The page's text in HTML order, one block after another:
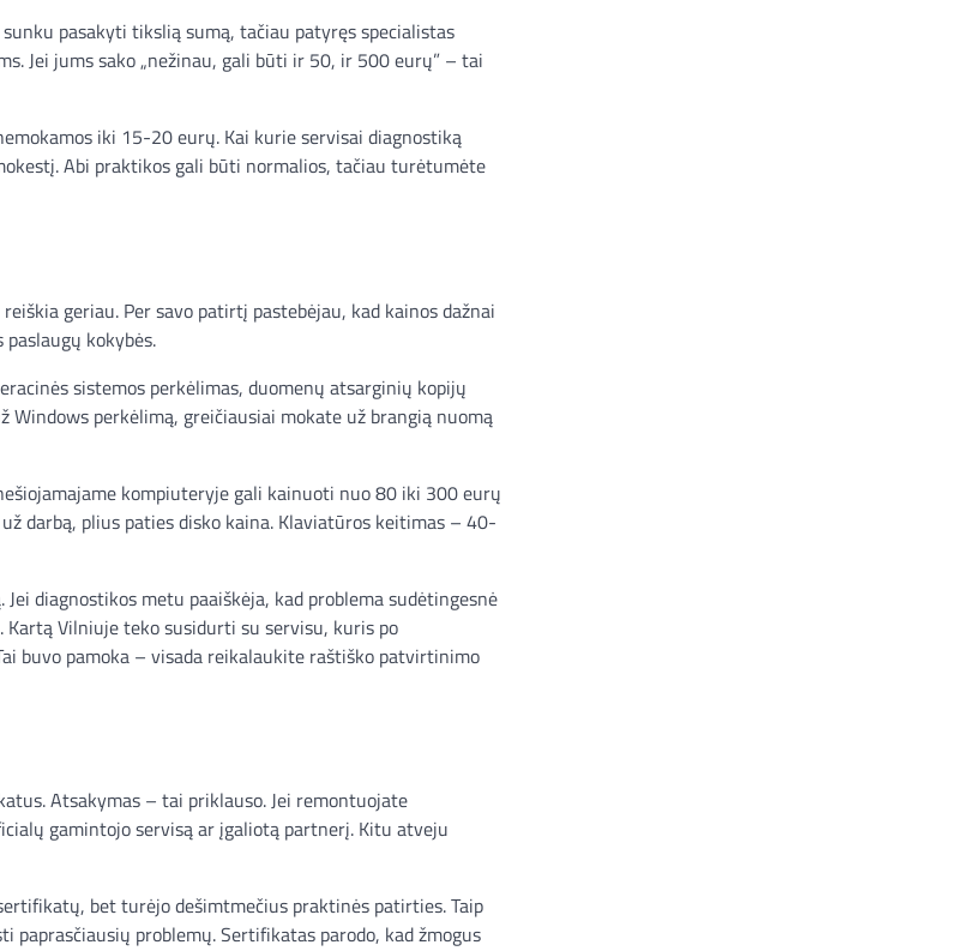
pasakyti tikslią sumą, tačiau patyręs specialistas
Jei jums sako „nežinau, gali būti ir 50, ir 500 eurų” – tai
iki 15-20 eurų. Kai kurie servisai diagnostiką
Abi praktikos gali būti normalios, tačiau turėtumėte
geriau. Per savo patirtį pastebėjau, kad kainos dažnai
kokybės.
sistemos perkėlimas, duomenų atsarginių kopijų
perkėlimą, greičiausiai mokate už brangią nuomą
kompiuteryje gali kainuoti nuo 80 iki 300 eurų
darbą, plius paties disko kaina. Klaviatūros keitimas – 40-
diagnostikos metu paaiškėja, kad problema sudėtingesnė
Vilniuje teko susidurti su servisu, kuris po
buvo pamoka – visada reikalaukite raštiško patvirtinimo
Atsakymas – tai priklauso. Jei remontuojate
gamintojo servisą ar įgaliotą partnerį. Kitu atveju
bet turėjo dešimtmečius praktinės patirties. Taip
problemų. Sertifikatas parodo, kad žmogus